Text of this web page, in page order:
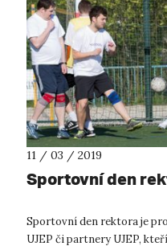
11 / 03 / 2019
Sportovní den
Sportovní den rektora je
UJEP či partnery UJEP,